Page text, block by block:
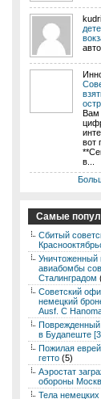
Вам
вот
в...
Самые
Сбитый
Уничтоженный
авиабомбы
Сталинградом
Советский
немецкий
Ausf. C
Поврежденный
в Будапеште
Пожилая
гетто (5)
Аэростат
обороны
Тела